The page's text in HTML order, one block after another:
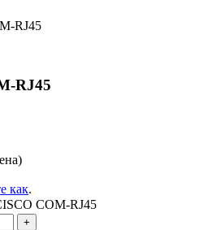
RJ45
RJ45
как.
COM-RJ45
+